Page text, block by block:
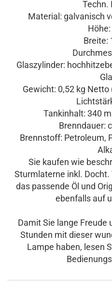
Techn.
Material: galvanisch
Höhe:
Breite:
Glaszylinder:
Gewicht: 0,52 kg Netto
Tankinhalt: 340
Brenndauer:
Brennstoff: Petroleum,
Sie kaufen wie
Sturmlaterne inkl.
das passende Öl und
ebenfalls auf
Damit Sie lange Freude
Stunden mit dieser
Lampe haben, lesen